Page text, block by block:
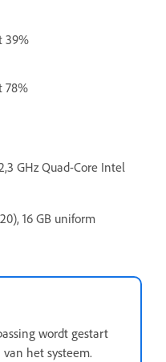
39%
78%
GHz Quad-Core Intel
16 GB uniform
wordt gestart
het systeem.